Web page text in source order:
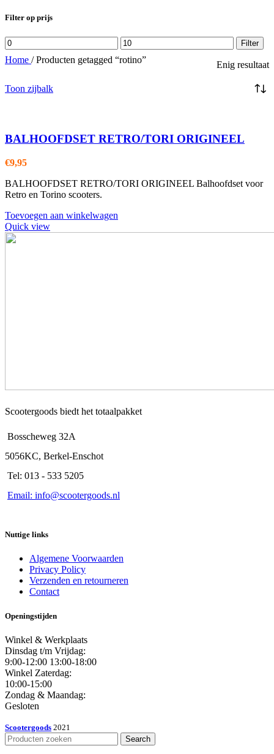
Filter op prijs
Min.
prijs
Max.
prijs
Filter
Home / Producten getagged “rotino” Enig resultaat
Toon zijbalk
BALHOOFDSET RETRO/TORI ORIGINEEL
€9,95
BALHOOFDSET RETRO/TORI ORIGINEEL Balhoofdset voor
Retro en Torino scooters.
Toevoegen aan winkelwagen
Quick view
Scootergoods biedt het totaalpakket
Bosscheweg 32A
5056KC, Berkel-Enschot
Tel: 013 - 533 5205
Email: info@scootergoods.nl
Nuttige links
Algemene Voorwaarden
Privacy Policy
Verzenden en retourneren
Contact
Openingstijden
Winkel & Werkplaats
Dinsdag t/m Vrijdag:
9:00-12:00 13:00-18:00
Winkel Zaterdag:
10:00-15:00
Zondag & Maandag:
Gesloten
Scootergoods 2021
Search